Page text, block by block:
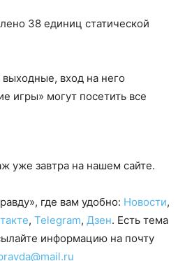
38 единиц статической
вход на него
игры» могут посетить все
уже завтра на нашем сайте.
где вам удобно: Новости,
, Telegram, Дзен. Есть тема
информацию на почту